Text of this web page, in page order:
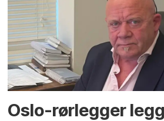
Oslo-rørlegger